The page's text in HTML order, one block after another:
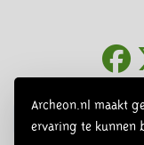
Archeon.nl maakt
ervaring te kunnen